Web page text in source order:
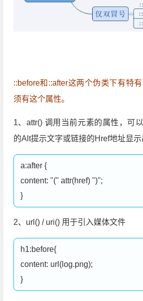
::before和::after这两个伪类下有特
须有这个属性。
1、attr() 调用当前元素的属性，可
的Alt提示文字或链接的Href地址显示
a:after {
content: "(" attr(href) ")";
}
2、url() / uri() 用于引入媒体文件
h1:before{
content: url(log.png);
}